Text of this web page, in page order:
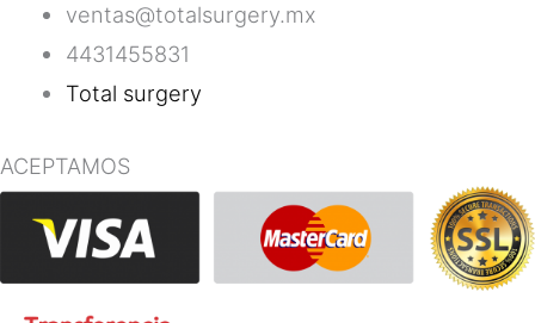
ventas@totalsurgery.mx
4431455831
Total surgery
ACEPTAMOS